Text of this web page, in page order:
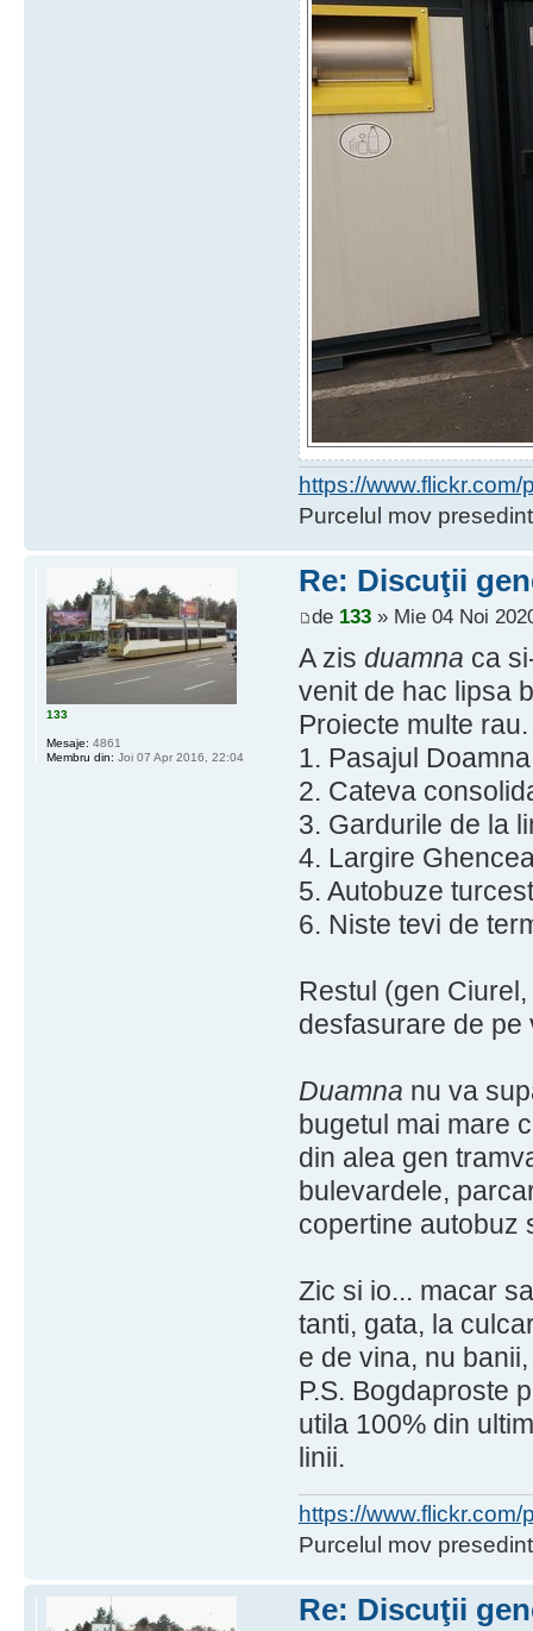
https://
Purcelul mov
Re: Discuţii
de 133» Mie 04 Noi
A zis duamna ca
venit de hac lipsa
Proiecte multe
1. Pasajul
2. Cateva
3. Gardurile de la
4. Largire
5. Autobuze
6. Niste tevi de
Restul (gen
desfasurare de pe
Duamna nu va
bugetul mai mare
din alea gen
bulevardele,
copertine autobuz
Zic si io... macar
tanti, gata, la
e de vina, nu
P.S. Bogdaproste
utila 100% din
linii.
https://
Purcelul mov
133
Mesaje: 4861
Membru din: Joi 07 Apr 2016, 22:04
Re: Discuţii